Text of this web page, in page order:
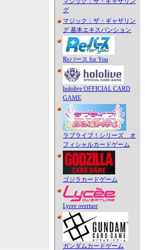
グ
マジック：ザ・ギャザリン
グ 基本エキスパンション
Reバース for You
hololive OFFICIAL CARD
GAME
ラブライブ！シリーズ オ
フィシャルカードゲーム
ゴジラカードゲーム
Lycee overture
ガンダムカードゲーム